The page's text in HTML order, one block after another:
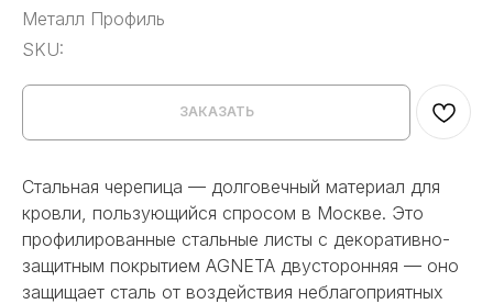
Металл Профиль
SKU:
ЗАКАЗАТЬ
Стальная черепица — долговечный материал для
кровли, пользующийся спросом в Москве. Это
профилированные стальные листы c декоративно-
защитным покрытием AGNETA двусторонняя — оно
защищает сталь от воздействия неблагоприятных